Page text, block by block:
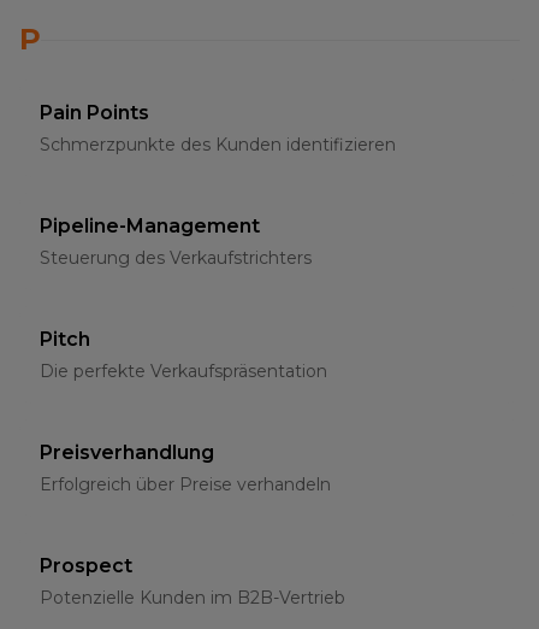
P
Pain Points
Schmerzpunkte des Kunden identifizieren
Pipeline-Management
Steuerung des Verkaufstrichters
Pitch
Die perfekte Verkaufspräsentation
Preisverhandlung
Erfolgreich über Preise verhandeln
Prospect
Potenzielle Kunden im B2B-Vertrieb